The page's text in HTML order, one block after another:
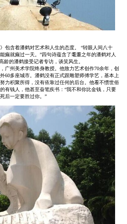
含着潘鹤对艺术和人生的态度。 “转眼人间八十
癫就癫过一天。”四句诗蕴含了耄耋之年的潘鹤对人
龄的潘鹤接受记者专访，谈笑风生。
州美术学院终身教授。他致力艺术创作70余年，创
60多座城市。潘鹤没有正式跟雕塑师傅学艺，基本上
力积聚所得，没有依靠过任何的后台。他看不惯世俗
有钱人，他甚至奋笔疾书：“我不和你比金钱，只要
后一定要胜过你。”